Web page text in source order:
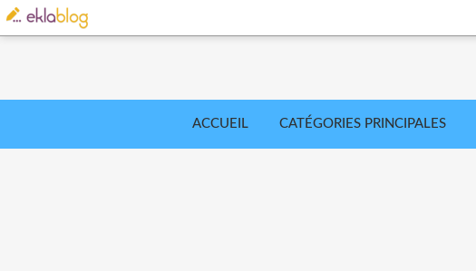
ACCUEIL CATÉGORIES PRINCIPALES